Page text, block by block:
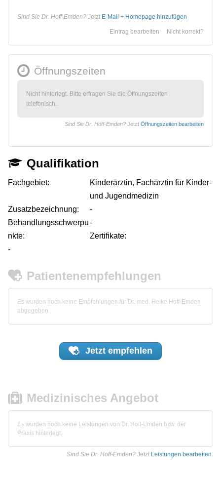
Sind Sie Dr. Hoff-Emden? Jetzt E-Mail + Homepage hinzufügen
Nicht korrekt?
Eintrag bearbeiten
Öffnungszeiten
Nicht hinterlegt. Bitte erfragen Sie die Öffnungszeiten
telefonisch.
Sind Sie Dr. Hoff-Emden? Jetzt Öffnungszeiten bearbeiten
Qualifikation
Fachgebiet:
Kinderärztin, Fachärztin für Kinder-
und Jugendmedizin
Zusatzbezeichnung:
-
Behandlungsschwerpu
nkte:
-
Zertifikate:
-
Patientenempfehlungen
Es wurden noch keine Empfehlungen für Dr. med. Heike Hoff-Emden
abgegeben.
Jetzt empfehlen
Medizinisches Angebot
Es wurden noch keine Leistungen von Dr. Hoff-Emden bzw. der
Praxis hinterlegt.
Sind Sie Dr. Hoff-Emden? Jetzt Leistungen bearbeiten.